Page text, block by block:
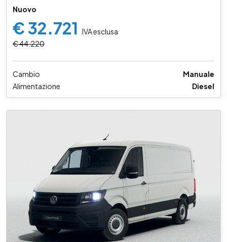
Nuovo
€ 32.721 IVA esclusa
€ 44.220
Cambio
Manuale
Alimentazione
Diesel